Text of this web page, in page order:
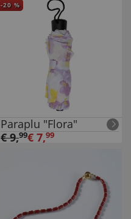
-20 %
Paraplu "Flora"
€9,99€ 7,99